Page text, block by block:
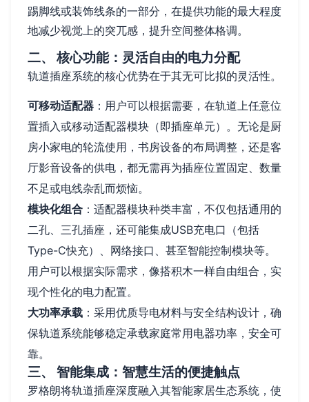
踢脚线或装饰线条的一部分，在提供功能的最大程度
地减少视觉上的突兀感，提升空间整体格调。
二、 核心功能：灵活自由的电力分配
轨道插座系统的核心优势在于其无可比拟的灵活性。
可移动适配器 ：用户可以根据需要，在轨道上任意位
置插入或移动适配器模块（即插座单元）。无论是厨
房小家电的轮流使用，书房设备的布局调整，还是客
厅影音设备的供电，都无需再为插座位置固定、数量
不足或电线杂乱而烦恼。
模块化组合 ：适配器模块种类丰富，不仅包括通用的
二孔、三孔插座，还可能集成USB充电口（包括
Type-C快充）、网络接口、甚至智能控制模块等。
用户可以根据实际需求，像搭积木一样自由组合，实
现个性化的电力配置。
大功率承载 ：采用优质导电材料与安全结构设计，确
保轨道系统能够稳定承载家庭常用电器功率，安全可
靠。
三、 智能集成：智慧生活的便捷触点
罗格朗将轨道插座深度融入其智能家居生态系统，使